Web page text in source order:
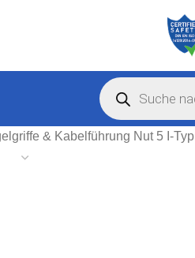
& Kabelführung Nut 5 I-Typ